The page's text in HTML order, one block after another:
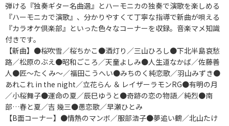
弾ける『独奏ギター名曲選』とハーモニカの独奏で演歌を楽しめる
『ハーモニカで演歌』、分かりやすくて丁寧な指導で新曲が唄える
『カラオケ倶楽部』といった色々なコーナーを収録。音楽マメ知識
付きです。
【新曲】●桜吹雪／桜ちかこ●酒灯り／三山ひろし●下北半島哀愁
路／松原のぶえ●昭和ごころ／天童よしみ●人生道なかば／佐藤善
人●匠～たくみ～／福田こうへい●みちのく純恋歌／羽山みずき●
あれこれ in the night／立花らん ＆ レイザーラモンRG●有明の月
／小桜舞子●運命の夏／辰巳ゆうと●奇跡の恋の物語／純烈●南
部…春と夏／吉 幾三●愚恋歌／早瀬ひとみ
【B面コーナー】●情熱のマンボ／服部浩子●夢追い鶴／北山たけ